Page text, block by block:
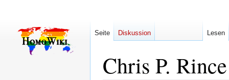
Chris P. Rince
Seite Diskussion Lesen